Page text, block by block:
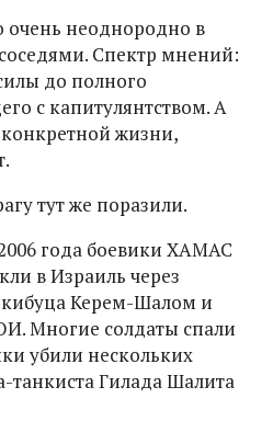
очень неоднородно в
Спектр мнений:
до полного
с капитулянтством. А
жизни,
тут же поразили.
года боевики ХАМАС
в Израиль через
Керем-Шалом и
Многие солдаты спали
убили нескольких
танкиста Гилада Шалита